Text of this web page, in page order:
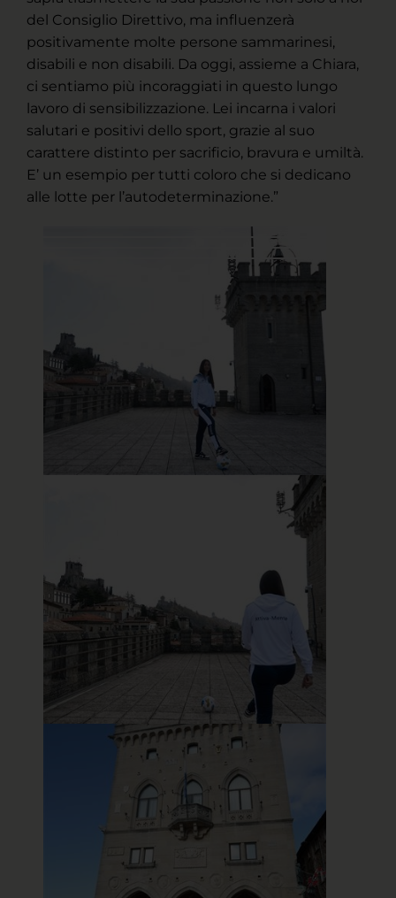
del Consiglio Direttivo, ma influenzerà
positivamente molte persone sammarinesi,
disabili e non disabili. Da oggi, assieme a Chiara,
ci sentiamo più incoraggiati in questo lungo
lavoro di sensibilizzazione. Lei incarna i valori
salutari e positivi dello sport, grazie al suo
carattere distinto per sacrificio, bravura e umiltà.
E’ un esempio per tutti coloro che si dedicano
alle lotte per l’autodeterminazione.”